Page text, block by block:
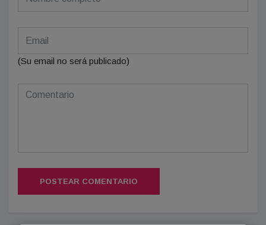
(Su email no será publicado)
POSTEAR COMENTARIO